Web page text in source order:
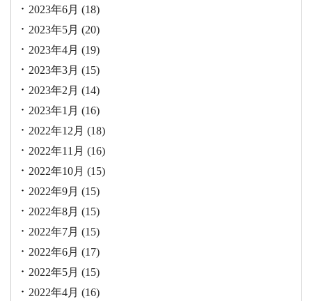
2023年6月 (18)
2023年5月 (20)
2023年4月 (19)
2023年3月 (15)
2023年2月 (14)
2023年1月 (16)
2022年12月 (18)
2022年11月 (16)
2022年10月 (15)
2022年9月 (15)
2022年8月 (15)
2022年7月 (15)
2022年6月 (17)
2022年5月 (15)
2022年4月 (16)